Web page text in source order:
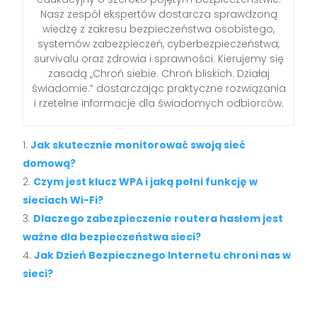
Nasz zespół ekspertów dostarcza sprawdzoną
wiedzę z zakresu bezpieczeństwa osobistego,
systemów zabezpieczeń, cyberbezpieczeństwa,
survivalu oraz zdrowia i sprawności. Kierujemy się
zasadą „Chroń siebie. Chroń bliskich. Działaj
świadomie.” dostarczając praktyczne rozwiązania
i rzetelne informacje dla świadomych odbiorców.
Jak skutecznie monitorować swoją sieć
domową?
Czym jest klucz WPA i jaką pełni funkcję w
sieciach Wi-Fi?
Dlaczego zabezpieczenie routera hasłem jest
ważne dla bezpieczeństwa sieci?
Jak Dzień Bezpiecznego Internetu chroni nas w
sieci?